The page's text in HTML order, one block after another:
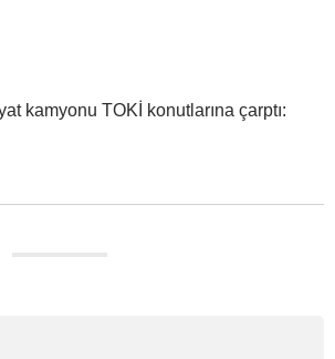
kamyonu TOKİ konutlarına çarptı: